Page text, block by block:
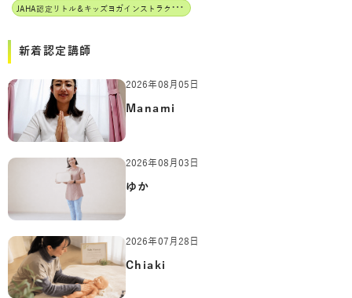
J
AHA認定リトル＆キッズヨガインストラクター
新着認定講師
2026年08月05日
Manami
2026年08月03日
ゆか
2026年07月28日
Chiaki